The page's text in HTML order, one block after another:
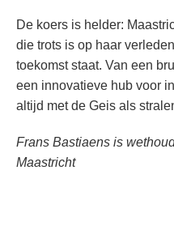
De koers is helder:
die trots is op haar
toekomst staat. Van een
een innovatieve hub voor
altijd met de Geis als
Frans Bastiaens is
Maastricht